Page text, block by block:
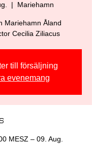
  |
Mariehamn
Mariehamn Åland
Cecilia Ziliacus
till försäljning
evenemang
MESZ – 09. Aug.